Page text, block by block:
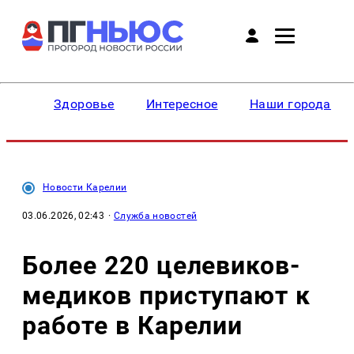
Здоровье Интересное Наши города
Новости Карелии
03.06.2026, 02:43 · Служба новостей
Более 220 целевиков-
медиков приступают к
работе в Карелии